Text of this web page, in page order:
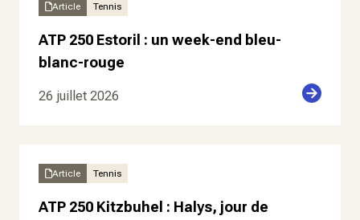
Article Tennis
ATP 250 Estoril : un week-end bleu-
blanc-rouge
26 juillet 2026
Article Tennis
ATP 250 Kitzbuhel : Halys, jour de